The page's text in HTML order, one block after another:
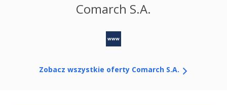
Comarch S.A.
www
Zobacz wszystkie oferty Comarch S.A.